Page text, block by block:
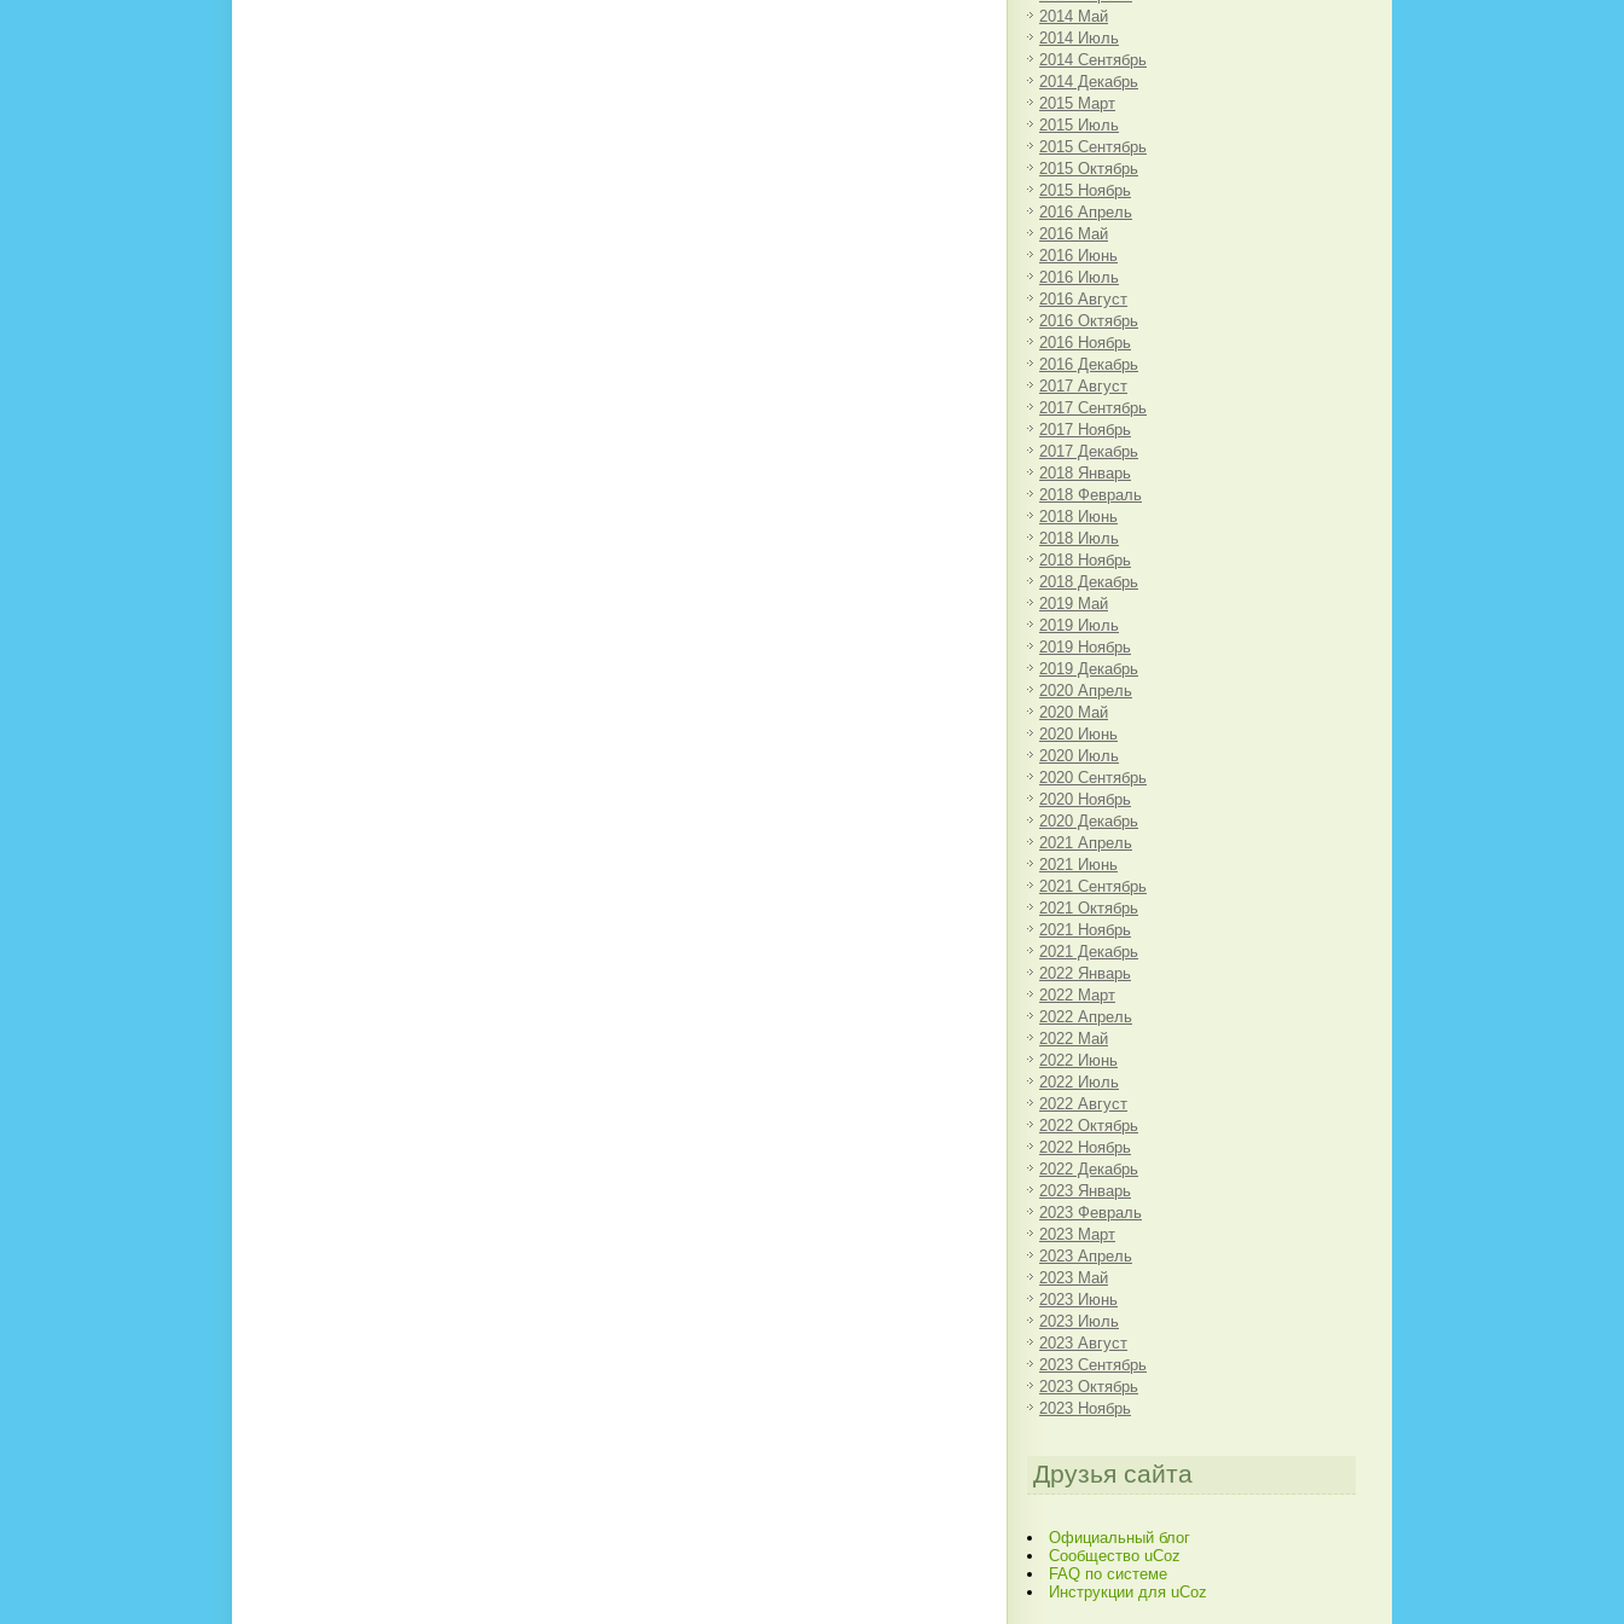
2014 Май
2014 Июль
2014 Сентябрь
2014 Декабрь
2015 Март
2015 Июль
2015 Сентябрь
2015 Октябрь
2015 Ноябрь
2016 Апрель
2016 Май
2016 Июнь
2016 Июль
2016 Август
2016 Октябрь
2016 Ноябрь
2016 Декабрь
2017 Август
2017 Сентябрь
2017 Ноябрь
2017 Декабрь
2018 Январь
2018 Февраль
2018 Июнь
2018 Июль
2018 Ноябрь
2018 Декабрь
2019 Май
2019 Июль
2019 Ноябрь
2019 Декабрь
2020 Апрель
2020 Май
2020 Июнь
2020 Июль
2020 Сентябрь
2020 Ноябрь
2020 Декабрь
2021 Апрель
2021 Июнь
2021 Сентябрь
2021 Октябрь
2021 Ноябрь
2021 Декабрь
2022 Январь
2022 Март
2022 Апрель
2022 Май
2022 Июнь
2022 Июль
2022 Август
2022 Октябрь
2022 Ноябрь
2022 Декабрь
2023 Январь
2023 Февраль
2023 Март
2023 Апрель
2023 Май
2023 Июнь
2023 Июль
2023 Август
2023 Сентябрь
2023 Октябрь
2023 Ноябрь
Друзья сайта
Официальный блог
Сообщество uCoz
FAQ по системе
Инструкции для uCoz